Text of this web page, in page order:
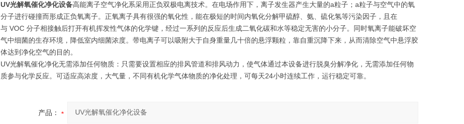
UV光解氧催化净化设备高能离子空气净化系采用正负双极电离技术。在电场作用下，离子发生器产生大量的a粒子；a粒子与空气中的氧
分子进行碰撞而形成正负氧离子。正氧离子具有很强的氧化性，能在极短的时间内氧化分解甲硫醇、氨、硫化氢等污染因子，且在
与 VOC 分子相接触后打开有机挥发性气体的化学键，经过一系列的反应后生成二氧化碳和水等稳定无害的小分子。同时氧离子能破坏空
气中细菌的生存环境，降低室内细菌浓度。带电离子可以吸附大于自身重量几十倍的悬浮颗粒，靠自重沉降下来，从而清除空气中悬浮胶
体达到净化空气的目的。
UV光解氧催化净化无需添加任何物质：只需要设置相应的排风管道和排风动力，使气体通过本设备进行脱臭分解净化，无需添加任何物
质参与化学反应。可适应高浓度，大气量，不同有机化学气体物质的净化处理，可每天24小时连续工作，运行稳定可靠。
产品：